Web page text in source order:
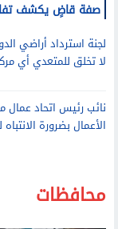
صفة قاضٍ يكشف
لجنة استرداد أراضي
لا تخلق للمتعدي أي
الأعمال بضرورة
محافظات